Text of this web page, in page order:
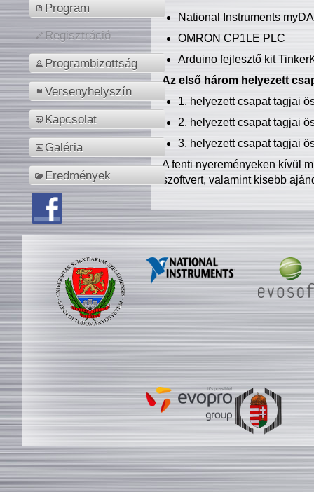
Program
Regisztráció
Programbizottság
Versenyhelyszín
Kapcsolat
Galéria
Eredmények
National Instruments
OMRON CP1LE PLC
Arduino fejlesztő kit
Az első három helyezett
1. helyezett csapat tagjai
2. helyezett csapat tagjai
3. helyezett csapat tagjai
A fenti nyereményeken kívül
szoftvert, valamint kisebb